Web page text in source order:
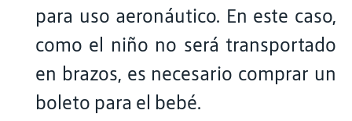
para uso aeronáutico. En este caso,
como el niño no será transportado
en brazos, es necesario comprar un
boleto para el bebé.